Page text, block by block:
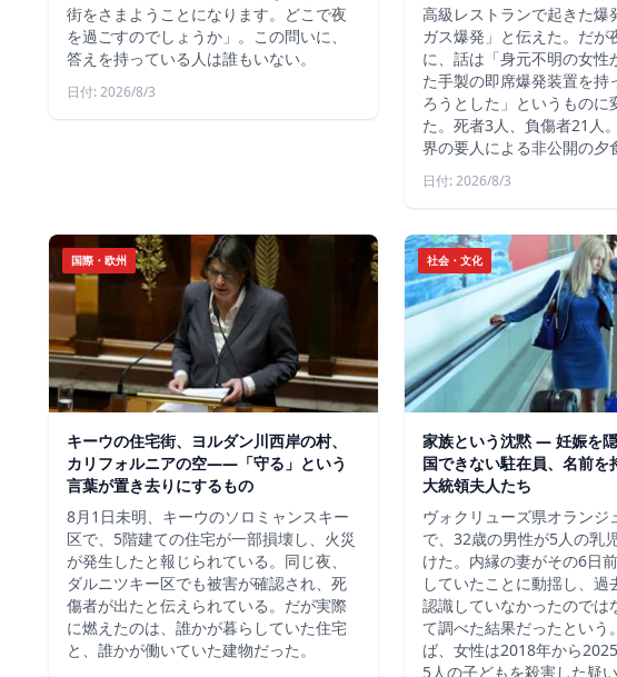
街をさまようことになります。どこで夜
を過ごすのでしょうか」。この問いに、
答えを持っている人は誰もいない。
日付: 2026/8/3
高級レストランで起きた爆
ガス爆発」と伝えた。だが
に、話は「身元不明の女性
た手製の即席爆発装置を持
ろうとした」というものに
た。死者3人、負傷者21人
界の要人による非公開の夕
日付: 2026/8/3
国際・欧州
キーウの住宅街、ヨルダン川西岸の村、
カリフォルニアの空——「守る」という
言葉が置き去りにするもの
8月1日未明、キーウのソロミャンスキー
区で、5階建ての住宅が一部損壊し、火災
が発生したと報じられている。同じ夜、
ダルニツキー区でも被害が確認され、死
傷者が出たと伝えられている。だが実際
に燃えたのは、誰かが暮らしていた住宅
と、誰かが働いていた建物だった。
社会・文化
家族という沈黙 ― 妊娠を
国できない駐在員、名前を
大統領夫人たち
ヴォクリューズ県オランジ
で、32歳の男性が5人の乳
けた。内縁の妻がその6日
していたことに動揺し、過
認識していなかったのでは
て調べた結果だったという
ば、女性は2018年から2025
5人の子どもを殺害した疑